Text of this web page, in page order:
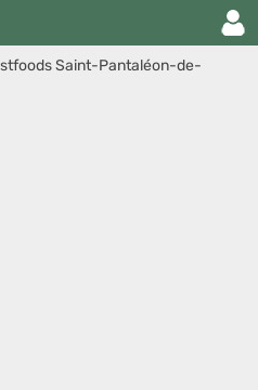
Saint-Pantaléon-de-